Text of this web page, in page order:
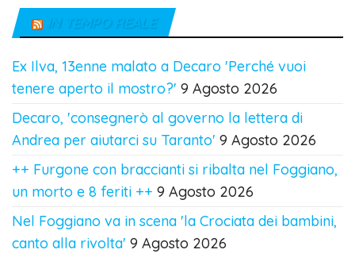
IN TEMPO REALE
Ex Ilva, 13enne malato a Decaro 'Perché vuoi
tenere aperto il mostro?' 9 Agosto 2026
Decaro, 'consegnerò al governo la lettera di
Andrea per aiutarci su Taranto' 9 Agosto 2026
++ Furgone con braccianti si ribalta nel Foggiano,
un morto e 8 feriti ++ 9 Agosto 2026
Nel Foggiano va in scena 'la Crociata dei bambini,
canto alla rivolta' 9 Agosto 2026